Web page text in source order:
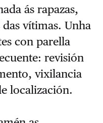
ás rapazas,
vítimas. Unha
con parella
revisión
vixilancia
localización.